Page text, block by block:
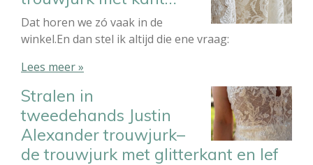
Dat horen we zó vaak in de
winkel.En dan stel ik altijd die ene vraag:
Lees meer »
Stralen in
tweedehands Justin
Alexander trouwjurk–
de trouwjurk met glitterkant en lef